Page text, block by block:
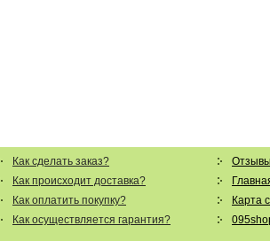
Как сделать заказ?
Как происходит доставка?
Как оплатить покупку?
Как осуществляется гарантия?
Карта